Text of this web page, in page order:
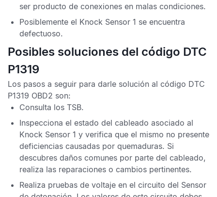
ser producto de conexiones en malas condiciones.
Posiblemente el Knock Sensor 1 se encuentra
defectuoso.
Posibles soluciones del código DTC
P1319
Los pasos a seguir para darle solución al código DTC
P1319 OBD2 son:
Consulta los TSB.
Inspecciona el estado del cableado asociado al
Knock Sensor 1 y verifica que el mismo no presente
deficiencias causadas por quemaduras. Si
descubres daños comunes por parte del cableado,
realiza las reparaciones o cambios pertinentes.
Realiza pruebas de voltaje en el circuito del Sensor